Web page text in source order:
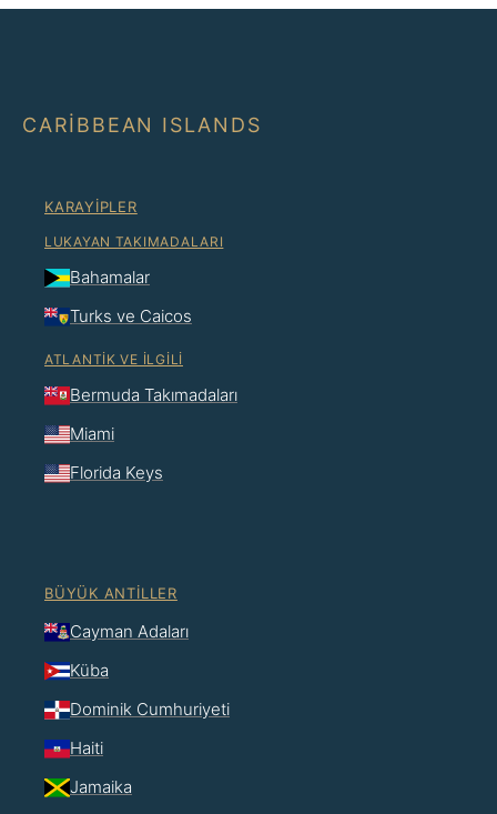
CARIBBEAN ISLANDS
KARAYIPLER
LUKAYAN TAKIMADALARI
Bahamalar
Turks ve Caicos
ATLANTIK VE İLGILI
Bermuda Takımadaları
Miami
Florida Keys
BÜYÜK ANTILLER
Cayman Adaları
Küba
Dominik Cumhuriyeti
Haiti
Jamaika